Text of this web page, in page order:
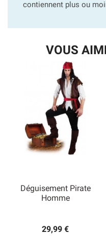
contiennent plus ou
VOUS
Déguisement Pirate
Homme
29,99 €